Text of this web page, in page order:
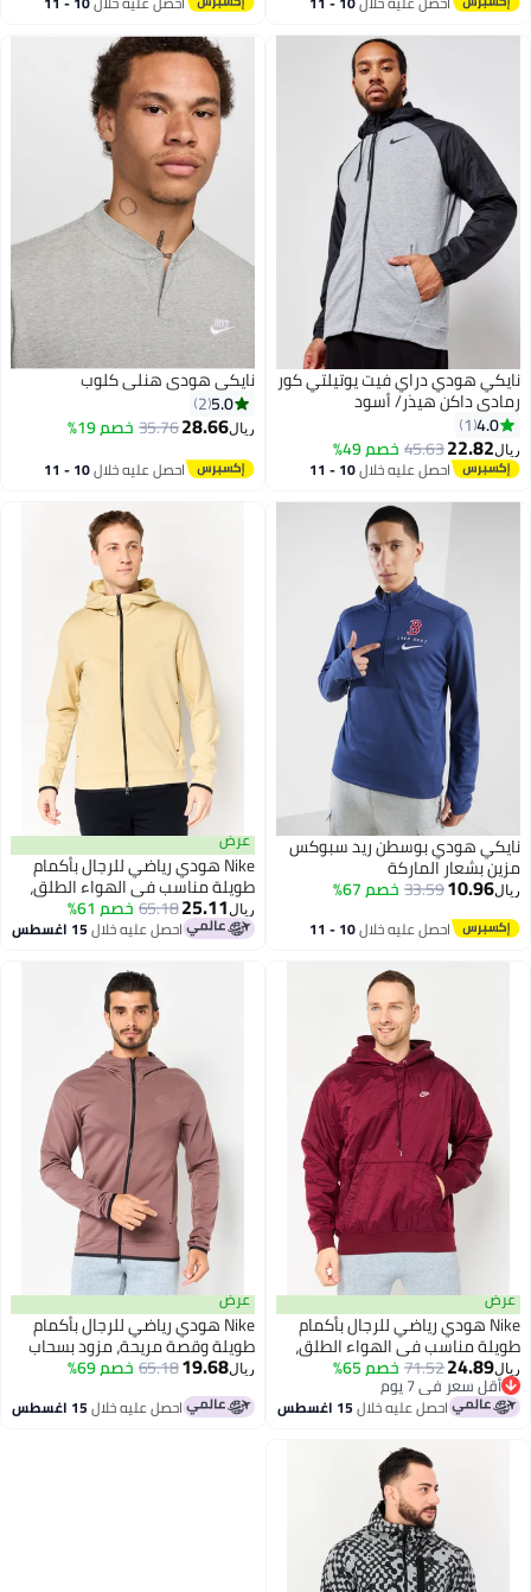
2
نايكي هودي دراي فيت يوتيلتي كور
رمادي داكن هيذر/ أسود
4.0
1
ريال22.82
45.63خصم 49%
احصل عليه خلال 10 - 11
نايكي هودي هنلي كلوب
5.0
2
ريال28.66
35.76خصم 19%
احصل عليه خلال 10 - 11
نايكي هودي بوسطن ريد سبوكس
مزين بشعار الماركة
ريال10.96
33.59خصم 67%
احصل عليه خلال 10 - 11
عرض
Nike هودي رياضي للرجال بأكمام
طويلة مناسب في الهواء الطلق،
بيج
ريال25.11
65.18خصم 61%
احصل عليه خلال15 اغسطس
عرض
Nike هودي رياضي للرجال بأكمام
طويلة مناسب في الهواء الطلق،
مارون
ريال24.89
71.52خصم 65%
أقل سعر في 7 يوم
أقل سعر في 7 يوماحصل عليه خلال15 اغسطس
عرض
Nike هودي رياضي للرجال بأكمام
طويلة وقصة مريحة، مزود بسحاب
كامل، لون موف
ريال19.68
65.18خصم 69%
احصل عليه خلال15 اغسطس